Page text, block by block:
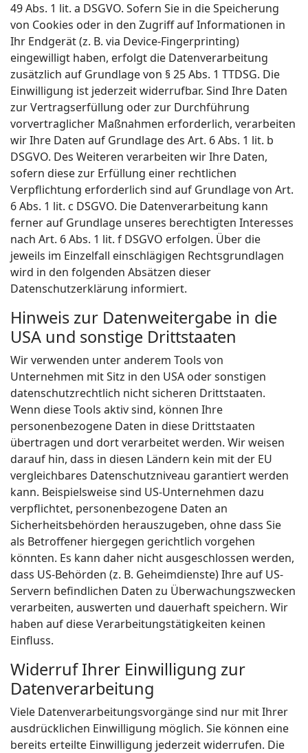
49 Abs. 1 lit. a DSGVO. Sofern Sie in die Speicherung
von Cookies oder in den Zugriff auf Informationen in
Ihr Endgerät (z. B. via Device-Fingerprinting)
eingewilligt haben, erfolgt die Datenverarbeitung
zusätzlich auf Grundlage von § 25 Abs. 1 TTDSG. Die
Einwilligung ist jederzeit widerrufbar. Sind Ihre Daten
zur Vertragserfüllung oder zur Durchführung
vorvertraglicher Maßnahmen erforderlich, verarbeiten
wir Ihre Daten auf Grundlage des Art. 6 Abs. 1 lit. b
DSGVO. Des Weiteren verarbeiten wir Ihre Daten,
sofern diese zur Erfüllung einer rechtlichen
Verpflichtung erforderlich sind auf Grundlage von Art.
6 Abs. 1 lit. c DSGVO. Die Datenverarbeitung kann
ferner auf Grundlage unseres berechtigten Interesses
nach Art. 6 Abs. 1 lit. f DSGVO erfolgen. Über die
jeweils im Einzelfall einschlägigen Rechtsgrundlagen
wird in den folgenden Absätzen dieser
Datenschutzerklärung informiert.
Hinweis zur Datenweitergabe in die
USA und sonstige Drittstaaten
Wir verwenden unter anderem Tools von
Unternehmen mit Sitz in den USA oder sonstigen
datenschutzrechtlich nicht sicheren Drittstaaten.
Wenn diese Tools aktiv sind, können Ihre
personenbezogene Daten in diese Drittstaaten
übertragen und dort verarbeitet werden. Wir weisen
darauf hin, dass in diesen Ländern kein mit der EU
vergleichbares Datenschutzniveau garantiert werden
kann. Beispielsweise sind US-Unternehmen dazu
verpflichtet, personenbezogene Daten an
Sicherheitsbehörden herauszugeben, ohne dass Sie
als Betroffener hiergegen gerichtlich vorgehen
könnten. Es kann daher nicht ausgeschlossen werden,
dass US-Behörden (z. B. Geheimdienste) Ihre auf US-
Servern befindlichen Daten zu Überwachungszwecken
verarbeiten, auswerten und dauerhaft speichern. Wir
haben auf diese Verarbeitungstätigkeiten keinen
Einfluss.
Widerruf Ihrer Einwilligung zur
Datenverarbeitung
Viele Datenverarbeitungsvorgänge sind nur mit Ihrer
ausdrücklichen Einwilligung möglich. Sie können eine
bereits erteilte Einwilligung jederzeit widerrufen. Die